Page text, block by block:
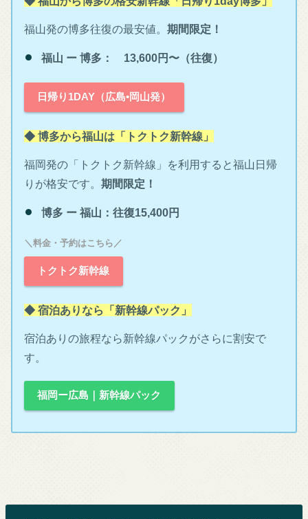
福山発の博多往復の最安値。期間限定！
福山 ー 博多： 13,600円〜（往復）
日帰り1DAY（広島•岡山発）
◆ 博多から福山は「トクトク新幹線」
福岡発の「トクトク新幹線」を利用すると福山日帰
りが格安です。期間限定！
博多 ー 福山：往復15,400円
＼料金・予約はこちら／
トクトク新幹線
◆ 宿泊ありなら「新幹線パック」
宿泊ありの旅程なら新幹線パックがさらに割安で
す。
福岡ー広島｜新幹線パック